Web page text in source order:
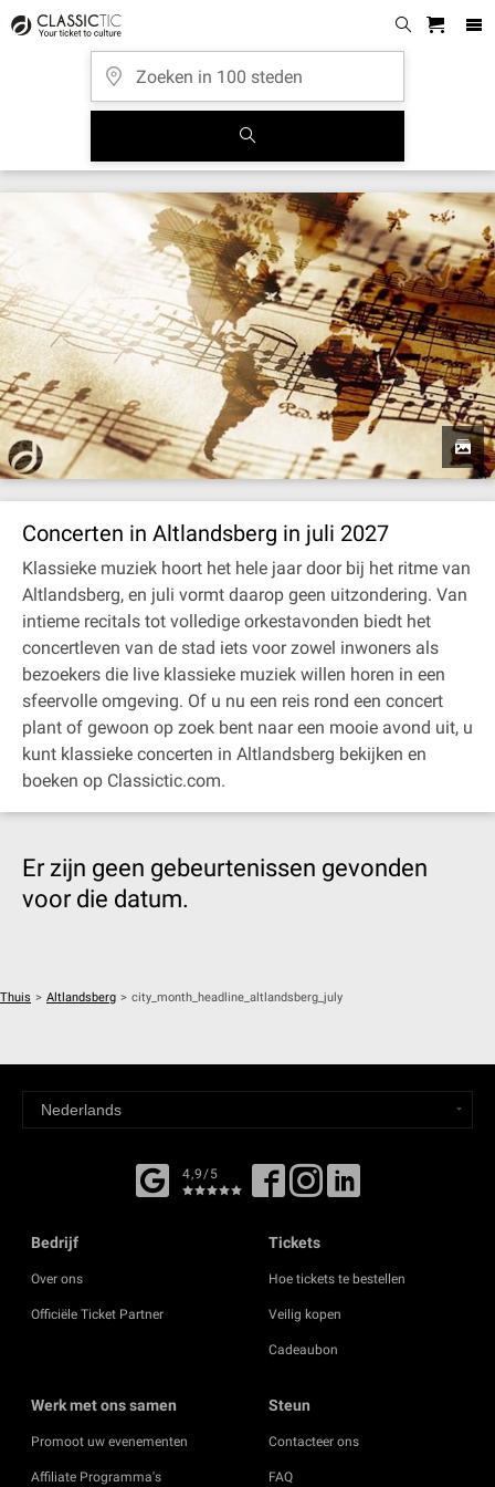
Concerten in Altlandsberg in juli 2027
Klassieke muziek hoort het hele jaar door bij het ritme van
Altlandsberg, en juli vormt daarop geen uitzondering. Van
intieme recitals tot volledige orkestavonden biedt het
concertleven van de stad iets voor zowel inwoners als
bezoekers die live klassieke muziek willen horen in een
sfeervolle omgeving. Of u nu een reis rond een concert
plant of gewoon op zoek bent naar een mooie avond uit, u
kunt klassieke concerten in Altlandsberg bekijken en
boeken op Classictic.com.
Er zijn geen gebeurtenissen gevonden
voor die datum.
Thuis > Altlandsberg > city_month_headline_altlandsberg_july
4,9/5
Bedrijf
Over ons
Officiële Ticket Partner
Tickets
Hoe tickets te bestellen
Veilig kopen
Cadeaubon
Werk met ons samen
Promoot uw evenementen
Affiliate Programma's
Steun
Contacteer ons
FAQ